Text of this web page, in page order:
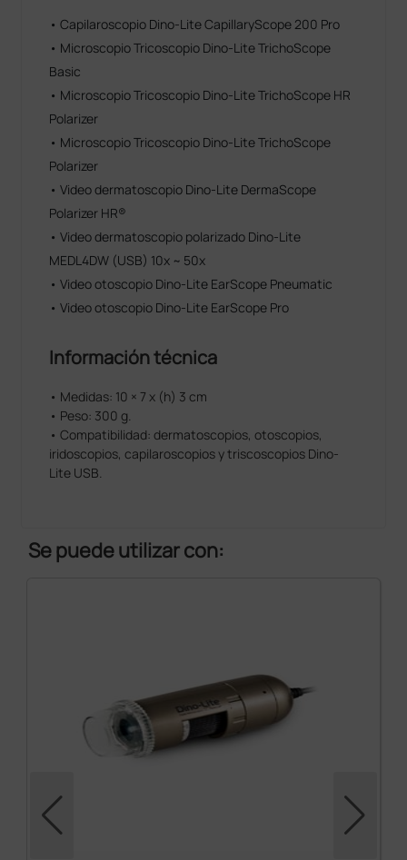
• Capilaroscopio Dino-Lite CapillaryScope 200 Pro
• Microscopio Tricoscopio Dino-Lite TrichoScope
Basic
• Microscopio Tricoscopio Dino-Lite TrichoScope HR
Polarizer
• Microscopio Tricoscopio Dino-Lite TrichoScope
Polarizer
• Video dermatoscopio Dino-Lite DermaScope
Polarizer HR®
• Video dermatoscopio polarizado Dino-Lite
MEDL4DW (USB) 10x ~ 50x
• Video otoscopio Dino-Lite EarScope Pneumatic
• Video otoscopio Dino-Lite EarScope Pro
Información técnica
• Medidas: 10 × 7 x (h) 3 cm
• Peso: 300 g.
• Compatibilidad: dermatoscopios, otoscopios,
iridoscopios, capilaroscopios y triscoscopios Dino-
Lite USB.
Se puede utilizar con: